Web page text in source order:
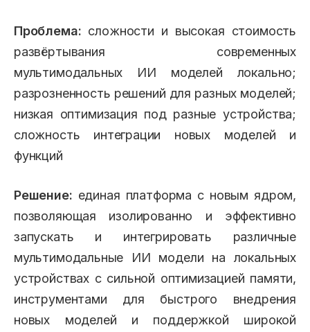
Проблема: сложности и высокая стоимость
развёртывания современных
мультимодальных ИИ моделей локально;
разрозненность решений для разных моделей;
низкая оптимизация под разные устройства;
сложность интеграции новых моделей и
функций
Решение: единая платформа с новым ядром,
позволяющая изолированно и эффективно
запускать и интегрировать различные
мультимодальные ИИ модели на локальных
устройствах с сильной оптимизацией памяти,
инструментами для быстрого внедрения
новых моделей и поддержкой широкой